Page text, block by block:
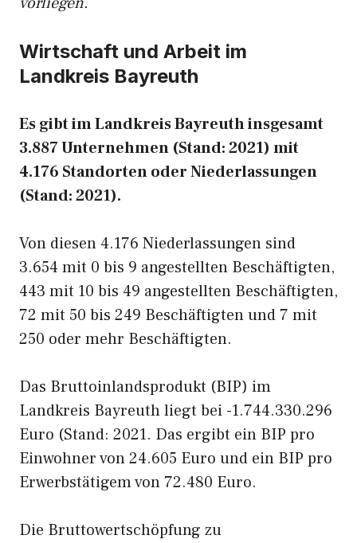
Wirtschaft und Arbeit im
Landkreis Bayreuth
Es gibt im Landkreis Bayreuth insgesamt
3.887 Unternehmen (Stand: 2021) mit
4.176 Standorten oder Niederlassungen
(Stand: 2021).
Von diesen 4.176 Niederlassungen sind
3.654 mit 0 bis 9 angestellten Beschäftigten,
443 mit 10 bis 49 angestellten Beschäftigten,
72 mit 50 bis 249 Beschäftigten und 7 mit
250 oder mehr Beschäftigten.
Das Bruttoinlandsprodukt (BIP) im
Landkreis Bayreuth liegt bei -1.744.330.296
Euro (Stand: 2021. Das ergibt ein BIP pro
Einwohner von 24.605 Euro und ein BIP pro
Erwerbstätigem von 72.480 Euro.
Die Bruttowertschöpfung zu